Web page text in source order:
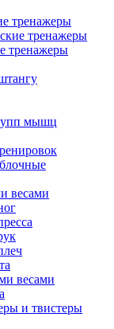
тренажеры
тренажеры
тренажеры
мышц
весами
весами
и твистеры